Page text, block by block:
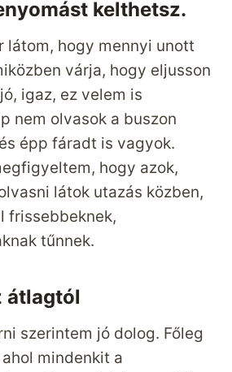
kelthetsz.
látom, hogy mennyi unott
várja, hogy eljusson
igaz, ez velem is
nem olvasok a buszon
épp fáradt is vagyok.
hogy azok,
látok utazás közben,
frissebbeknek,
tűnnek.
átlagtól
szerintem jó dolog. Főleg
mindenkit a